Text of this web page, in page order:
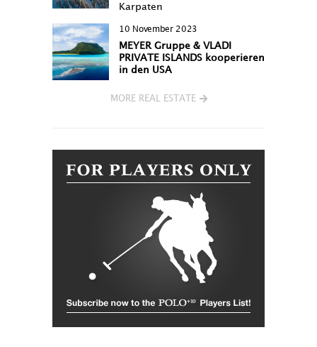
Karpaten
10 November 2023
MEYER Gruppe & VLADI
PRIVATE ISLANDS kooperieren
in den USA
MORE REAL ESTATE